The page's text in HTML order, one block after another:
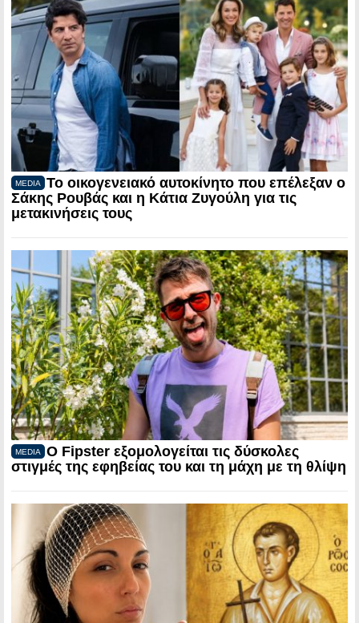
MEDIA
Το οικογενειακό αυτοκίνητο που επέλεξαν ο
Σάκης Ρουβάς και η Κάτια Ζυγούλη για τις
μετακινήσεις τους
MEDIA
Ο Fipster εξομολογείται τις δύσκολες
στιγμές της εφηβείας του και τη μάχη με τη θλίψη